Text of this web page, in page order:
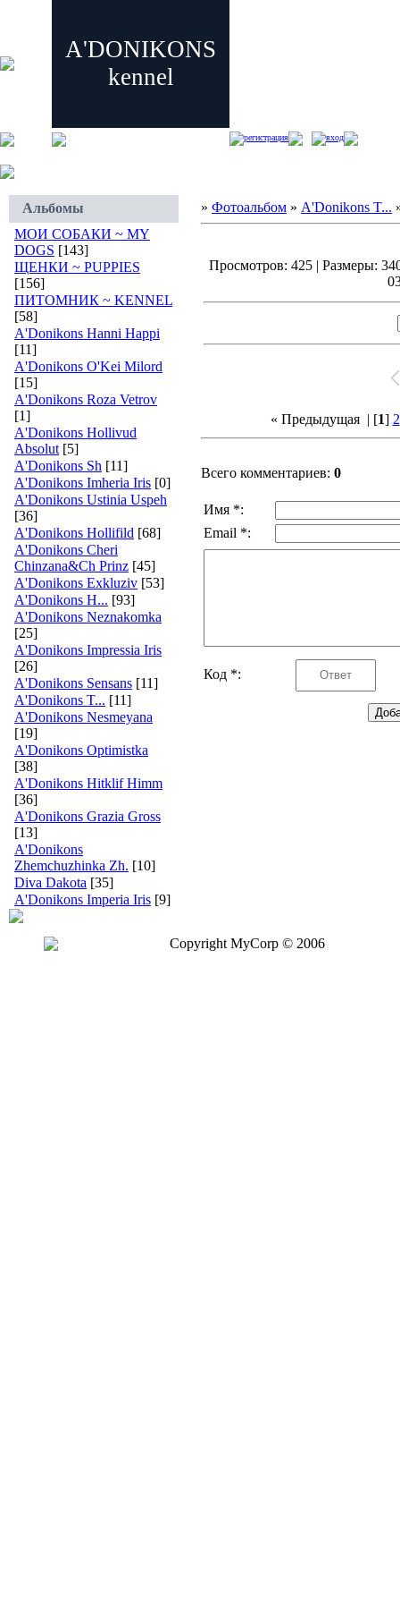
A'DONIKONS
kennel
регистрация вход
Альбомы
МОИ СОБАКИ ~ MY
DOGS [143]
ЩЕНКИ ~ PUPPIES
[156]
ПИТОМНИК ~ KENNEL
[58]
A'Donikons Hanni Happi
[11]
A'Donikons O'Kei Milord
[15]
A'Donikons Roza Vetrov
[1]
A'Donikons Hollivud
Absolut [5]
A'Donikons Sh [11]
A'Donikons Imheria Iris [0]
A'Donikons Ustinia Uspeh
[36]
A'Donikons Hollifild [68]
A'Donikons Cheri
Chinzana&Ch Prinz [45]
A'Donikons Exkluziv [53]
A'Donikons H... [93]
A'Donikons Neznakomka
[25]
A'Donikons Impressia Iris
[26]
A'Donikons Sensans [11]
A'Donikons T... [11]
A'Donikons Nesmeyana
[19]
A'Donikons Optimistka
[38]
A'Donikons Hitklif Himm
[36]
A'Donikons Grazia Gross
[13]
A'Donikons
Zhemchuzhinka Zh. [10]
Diva Dakota [35]
A'Donikons Imperia Iris [9]
» Фотоальбом » A'Donikons T...
Просмотров: 425 | Размеры:
« Предыдущая| [1] 2
Всего комментариев: 0
Имя *:
Email *:
Код *:
Copyright MyCorp © 2006